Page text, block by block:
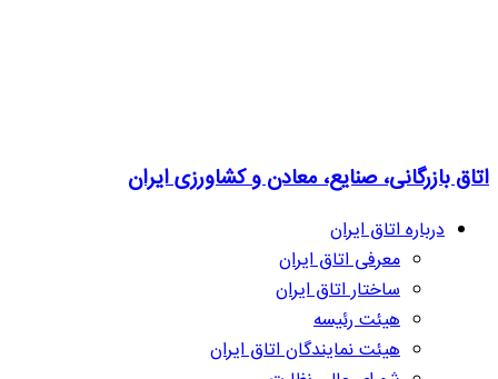
اتاق بازرگانی، صنایع، معادن و کشاورزی ایران
درباره اتاق ایران
معرفی اتاق ایران
ساختار اتاق ایران
هیئت رئیسه
هیئت نمایندگان اتاق ایران